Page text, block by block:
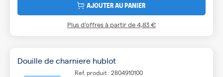
AJOUTER AU PANIER
Plus d’offres à partir de4,83 €
Douille de charniere hublot
Ref. produit : 2804910100